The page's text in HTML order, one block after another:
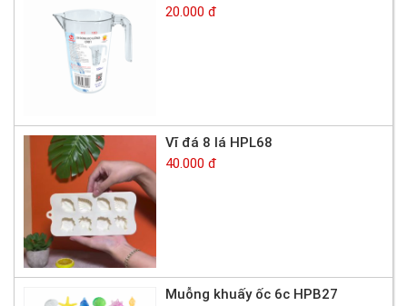
20.000 đ
Vĩ đá 8 lá HPL68
40.000 đ
Muỗng khuấy ốc 6c HPB27